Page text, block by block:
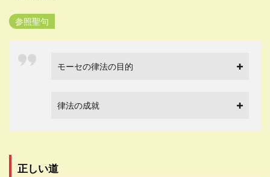
参照聖句
モーセの律法の目的
律法の成就
正しい道